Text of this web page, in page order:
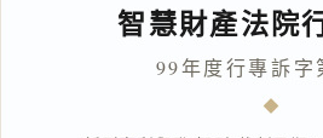
智慧財產法院
99年度行專訴字